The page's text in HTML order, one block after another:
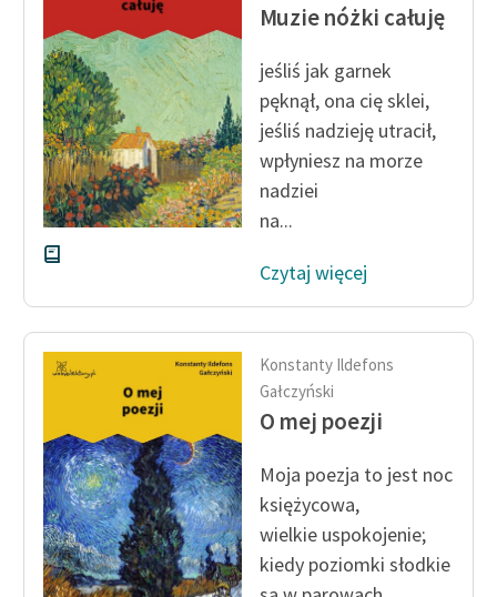
Zespół
Zasady wykorzystania
Wolnych Lektur
Logotypy
Materiały promocyjne
Polityka prywatności
Regulamin biblioteki
Dane fundacji i
sprawozdania finansowe
Regulamin darowizn
Informacja o treściach
wrażliwych
Deklaracja dostępności
Muzie nóżki całuję
jeśliś jak garnek
pęknął, ona cię sklei,
jeśliś nadzieję utracił,
wpłyniesz na morze
nadziei
na...
Czytaj więcej
Konstanty Ildefons
Gałczyński
O mej poezji
Moja poezja to jest noc
księżycowa,
wielkie uspokojenie;
kiedy poziomki słodkie